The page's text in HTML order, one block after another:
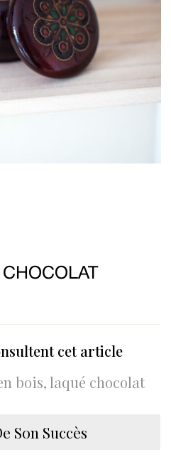
cet article
bois, laqué chocolat
Son Succès